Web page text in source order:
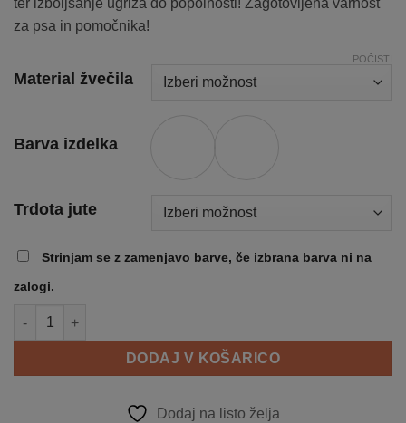
za psa in pomočnika!
Material žvečila
Barva izdelka
Trdota jute
POČISTI
Strinjam se z zamenjavo barve, če izbrana barva ni na
zalogi.
Žvečilna blazina HARD količina
DODAJ V KOŠARICO
Dodaj na listo želja